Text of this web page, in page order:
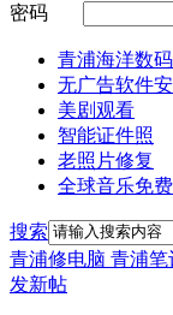
密码
青浦海洋数
无广告软件
美剧观看
智能证件照
老照片修复
全球音乐免费
搜索
青浦修电脑 青浦
发新帖